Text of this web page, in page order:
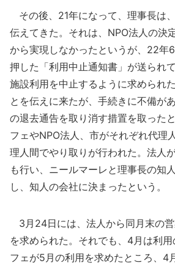
その後、21年になって、理事長は
伝えてきた。それは、NPO法人の決
から実現しなかったというが、22年
押した「利用中止通知書」が送られ
施設利用を中止するように求められ
とを伝えに来たが、手続きに不備が
の退去通告を取り消す措置を取った
フェやNPO法人、市がそれぞれ代理
理人間でやり取りが行われた。法人
も行い、ニールマーレと理事長の知
し、知人の会社に決まったという。
3月24日には、法人から同月末の
を求められた。それでも、4月は利
フェが5月の利用を求めたところ、4